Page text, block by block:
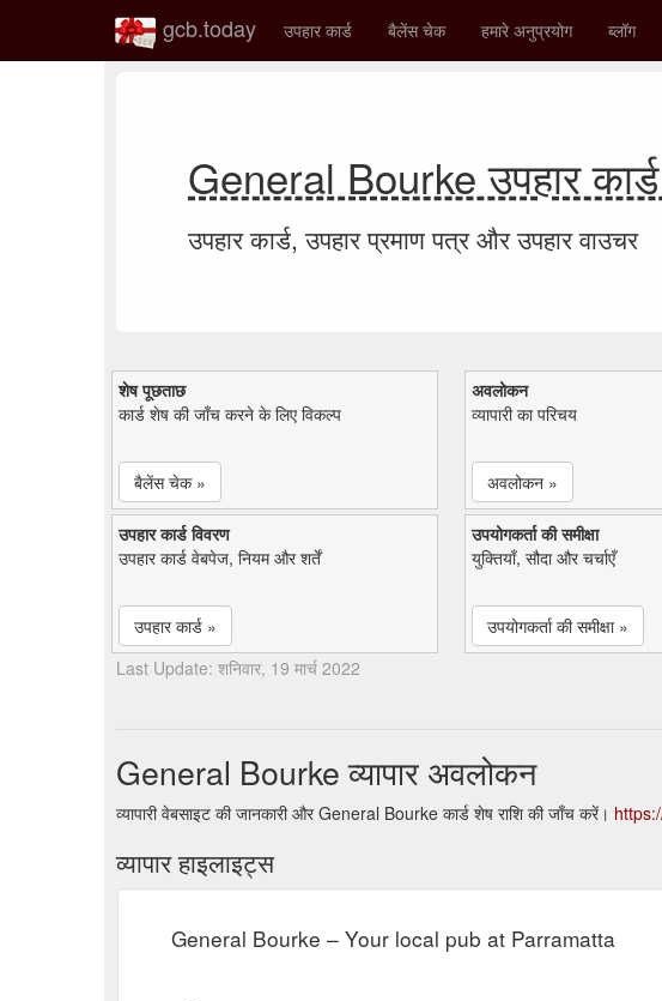
gcb.today उपहार कार्ड बैलेंस चेक हमारे अनुप्रयोग ब्लॉग
General Bourke उपहार
उपहार कार्ड, उपहार प्रमाण पत्र और उपहार वाउचर
शेष पूछताछ
कार्ड शेष की जाँच करने के लिए विकल्प
बैलेंस चेक »
अवलोकन
व्यापारी का परिचय
अवलोकन »
उपहार कार्ड विवरण
उपहार कार्ड वेबपेज, नियम और शर्तें
उपहार कार्ड »
उपयोगकर्ता की समीक्षा
युक्तियाँ, सौदा और चर्चाएँ
उपयोगकर्ता की समीक्षा »
Last Update: शनिवार, 19 मार्च 2022
General Bourke व्यापार अवलोकन
व्यापारी वेबसाइट की जानकारी और General Bourke कार्ड शेष राशि की जाँच करें।
व्यापार हाइलाइट्स
General Bourke – Your local pub at Parramatta